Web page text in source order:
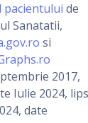
pacientului de
Sanatatii,
si
2017,
Iulie 2024,
date